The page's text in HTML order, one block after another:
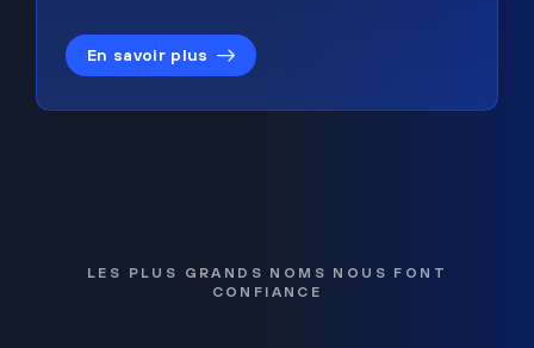
En savoir plus
LES PLUS GRANDS NOMS NOUS FONT
CONFIANCE